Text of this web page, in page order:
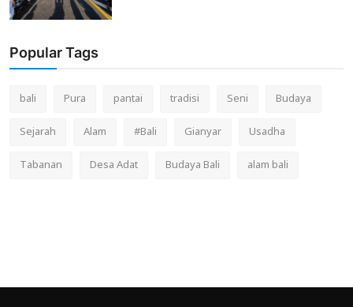
Popular Tags
bali Pura pantai tradisi Seni
Budaya
Sejarah
Alam #Bali Gianyar
Usadha
Tabanan
Desa Adat Budaya Bali alam bali